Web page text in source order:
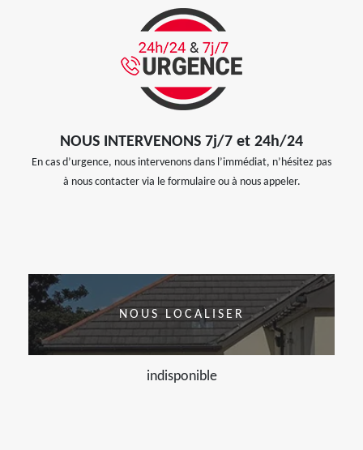
NOUS INTERVENONS 7j/7 et 24h/24
En cas d’urgence, nous intervenons dans l’immédiat, n’hésitez pas
à nous contacter via le formulaire ou à nous appeler.
NOUS LOCALISER
indisponible